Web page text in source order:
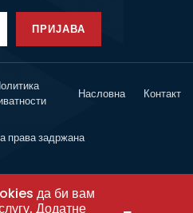
ПРИЈАВА
Насловна Контакт
права задржана
да би вам
Додатне